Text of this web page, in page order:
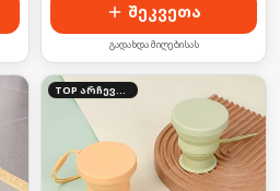
შეკვეთა
გადახდა მიღებისას
TOP არჩევანი